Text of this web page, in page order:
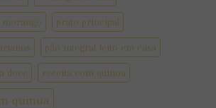
morango prato principal
pão integral feito em casa
doce receita com quinoa
quinua